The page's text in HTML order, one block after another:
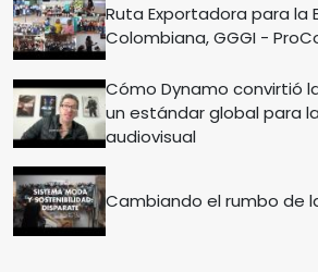
Ruta Exportadora para la
Colombiana, GGGI -
Cómo Dynamo convirtió
un estándar global para
audiovisual
Cambiando el rumbo de